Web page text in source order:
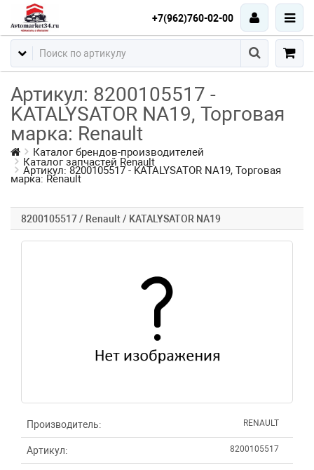
+7(962)760-02-00
Артикул: 8200105517 -
KATALYSATOR NA19, Торговая
марка: Renault
Каталог брендов-производителей
Каталог запчастей Renault
Артикул: 8200105517 - KATALYSATOR NA19, Торговая
марка: Renault
8200105517 / Renault / KATALYSATOR NA19
Производитель: RENAULT
Артикул: 8200105517